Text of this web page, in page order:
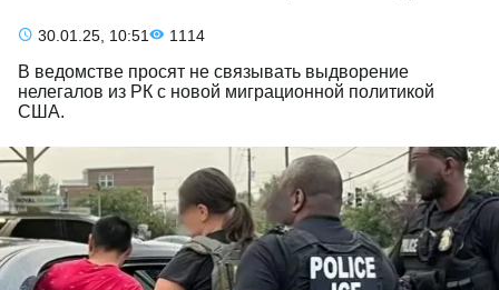
30.01.25, 10:51 1114
В ведомстве просят не связывать выдворение
нелегалов из РК с новой миграционной политикой
США.